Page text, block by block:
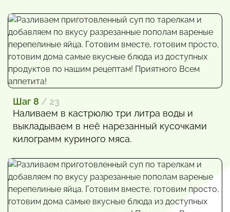
Шаг 8 / 23
Наливаем в кастрюлю три литра воды и
выкладываем в неё нарезанный кусочками
килограмм куриного мяса.